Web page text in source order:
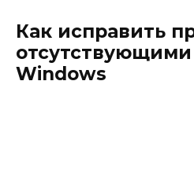
Как исправить
Windows